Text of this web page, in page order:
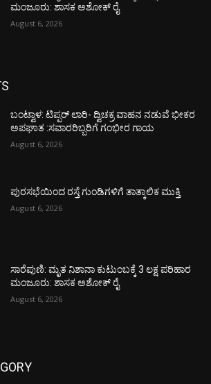
ಮಂಜೂರು: ಶಾಸಕ ಅಶೋಕ್ ರೈ
August 6, 2026
ಬಂಟ್ವಾಳ: ಟಿಪ್ಪರ್ ಲಾರಿ- ದ್ವಿಚಕ್ರ ವಾಹನ ನಡುವೆ ಭೀಕರ
ಅಪಘಾತ :ಸವಾರರಿಬ್ಬರಿಗೆ ಗಂಭೀರ ಗಾಯ
August 6, 2026
ಪುರಸಭೆಯಿಂದ ರಸ್ತೆ ಗುಂಡಿಗಳಿಗೆ ತಾತ್ಕಾಲಿಕ ಮುಕ್ತಿ
August 6, 2026
ಸಾರೆಪುಣಿ: ಮೃತ ನಿಶಾನಾ ಕುಟುಂಬಕ್ಕೆ 3 ಲಕ್ಷ ಪರಿಹಾರ
ಮಂಜೂರು: ಶಾಸಕ ಅಶೋಕ್ ರೈ
August 6, 2026